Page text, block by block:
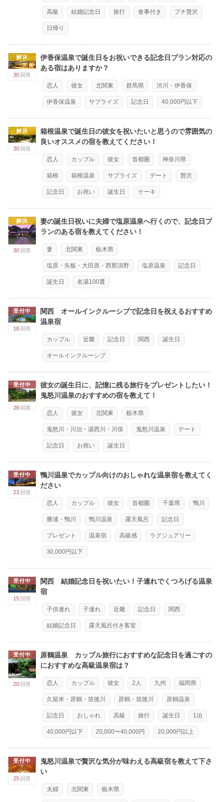
高級 結婚記念日 旅行 食事付き プチ贅沢
日帰り
解決
30 回答
伊香保温泉で誕生日をお祝いできる記念日プラン対応の
ある宿はありますか？
恋人 彼女 北関東 群馬県 渋川・伊香保
伊香保温泉 サプライズ 記念日 40,000円以下
解決
30 回答
箱根温泉で誕生日の彼女を祝いたいと思うので雰囲気の
良いオススメの宿を教えてください！
恋人 カップル 彼女 首都圏 神奈川県
箱根 箱根温泉 サプライズ デート 贅沢
記念日 お祝い 誕生日 ケーキ
解決
30 回答
妻の誕生日祝いに夫婦で塩原温泉へ行くので、記念日プ
ランのある宿を教えてください！
妻 北関東 栃木県
塩原・矢板・大田原・西那須野 塩原温泉 記念日
誕生日 名湯100選
受付中
18 回答
関西 オールインクルーシブで記念日を祝えるおすすめ
温泉宿
カップル 近畿 記念日 関西 誕生日
オールインクルーシブ
受付中
28 回答
彼女の誕生日に、記憶に残る旅行をプレゼントしたい！
鬼怒川温泉のおすすめの宿を教えて！
恋人 彼女 北関東 栃木県
鬼怒川・川治・湯西川・川俣 鬼怒川温泉 デート
記念日 お祝い 誕生日
受付中
23 回答
鴨川温泉でカップル向けのおしゃれな温泉宿を教えてく
ださい
恋人 カップル 彼女 首都圏 千葉県 鴨川
勝浦・鴨川 鴨川温泉 露天風呂 記念日
プレゼント 温泉宿 高級感 ラグジュアリー
30,000円以下
受付中
15 回答
関西 結婚記念日を祝いたい！子連れでくつろげる温泉
宿
子供連れ 子連れ 近畿 記念日 関西
結婚記念日 露天風呂付き客室
受付中
20 回答
原鶴温泉 カップル旅行におすすめな記念日を過ごすの
におすすめな高級温泉宿は？
恋人 カップル 彼女 2人 九州 福岡県
久留米・原鶴・筑後川 原鶴・筑後川 原鶴温泉
記念日 おしゃれ 高級 旅行 誕生日 1泊
40,000円以下 20,000〜40,000円 20,000円以上
受付中
25 回答
鬼怒川温泉で贅沢な気分が味わえる高級宿を教えて下さ
い
夫婦 北関東 栃木県